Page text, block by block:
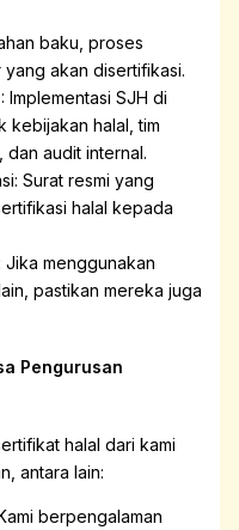
baku, proses
akan disertifikasi.
Implementasi SJH di
kebijakan halal, tim
dan audit internal.
Surat resmi yang
halal kepada
Jika menggunakan
pastikan mereka juga
Pengurusan
halal dari kami
antara lain:
berpengalaman